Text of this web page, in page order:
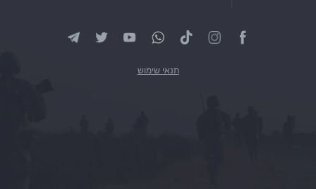
תנאי שימוש